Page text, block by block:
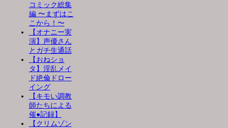
コミック総集
編 〜まずはこ
こから！〜
【オナニー実
演】声優さん
とガチ生通話
【おねショ
タ】淫乱メイ
ド絶倫ドロー
イング
【キモい調教
師たちによる
催●記録】
【クリムゾン